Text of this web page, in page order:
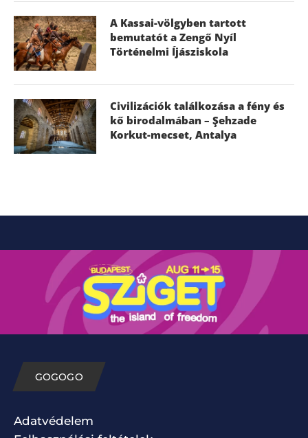
A Kassai-völgyben tartott
bemutatót a Zengő Nyíl
Történelmi Íjásziskola
Civilizációk találkozása a fény és
kő birodalmában – Şehzade
Korkut-mecset, Antalya
GOGOGO
Adatvédelem